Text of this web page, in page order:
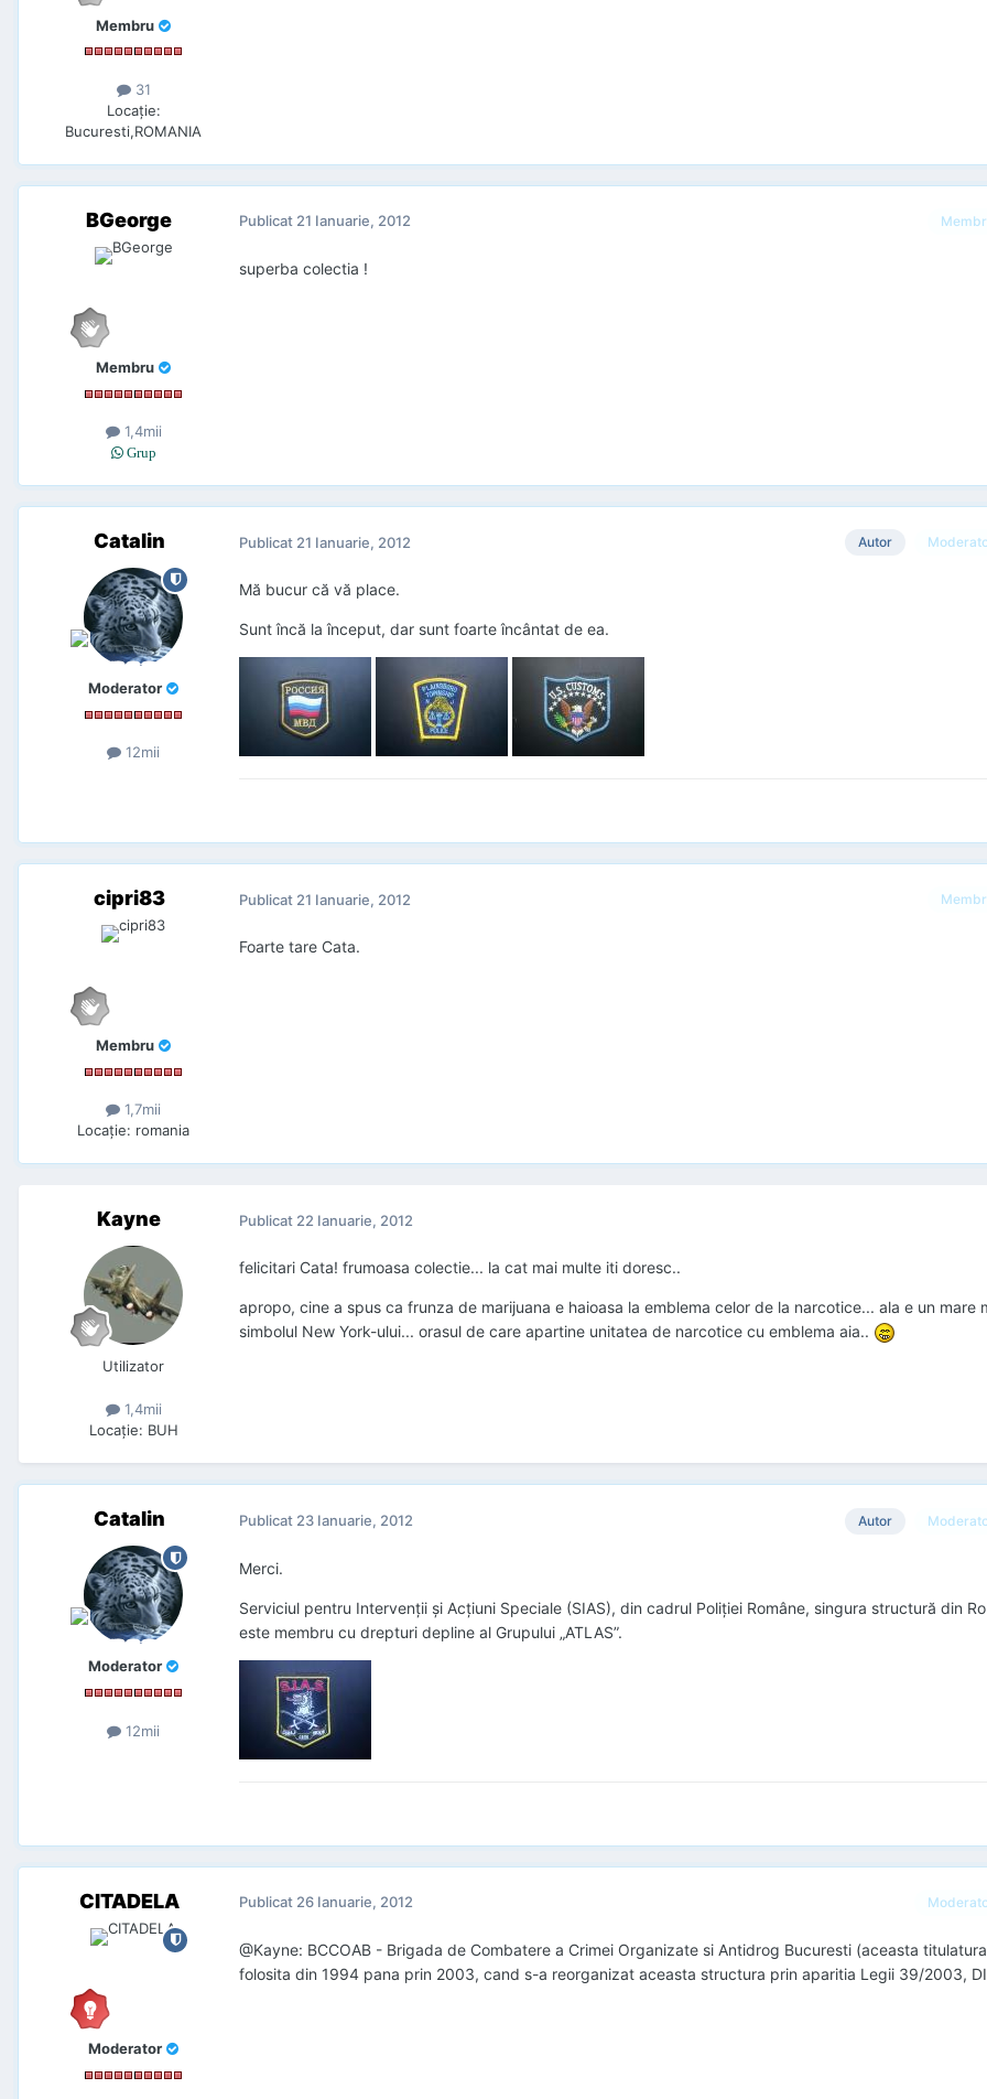
Membru
31
Locaţie:
Bucuresti,ROMANIA
BGeorge
Membru
1,4mii
Grup
Publicat 21 Ianuarie, 2012
superba colectia !
Catalin
Moderator
12mii
Autor
Publicat 21 Ianuarie, 2012
Mă bucur că vă place.
Sunt încă la început, dar sunt foarte încântat de ea.
cipri83
Membru
1,7mii
Locaţie: romania
Publicat 21 Ianuarie, 2012
Foarte tare Cata.
Kayne
Utilizator
1,4mii
Locaţie: BUH
Publicat 22 Ianuarie, 2012
felicitari Cata! frumoasa colectie... la cat mai multe iti doresc..
apropo, cine a spus ca frunza de marijuana e haioasa la emblema celor de la narcotice... ala e un mare
simbolul New York-ului... orasul de care apartine unitatea de narcotice cu emblema aia..
Catalin
Moderator
12mii
Autor
Publicat 23 Ianuarie, 2012
Merci.
Serviciul pentru Intervenţii şi Acţiuni Speciale (SIAS), din cadrul Poliţiei Române, singura structură din
este membru cu drepturi depline al Grupului „ATLAS”.
CITADELA
Moderator
Publicat 26 Ianuarie, 2012
@Kayne: BCCOAB - Brigada de Combatere a Crimei Organizate si Antidrog Bucuresti (aceasta
folosita din 1994 pana prin 2003, cand s-a reorganizat aceasta structura prin aparitia Legii 39/2003,